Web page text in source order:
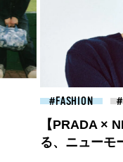
BEAUTY
夏のパーマ
ドット）のス